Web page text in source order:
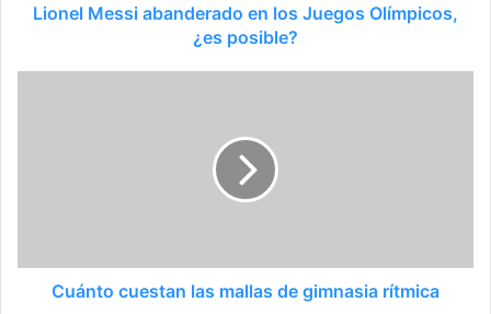
Lionel Messi abanderado en los Juegos Olímpicos,
¿es posible?
Cuánto cuestan las mallas de gimnasia rítmica